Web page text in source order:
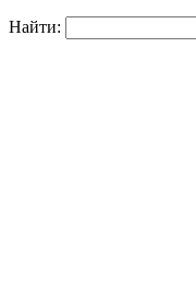
Найти: